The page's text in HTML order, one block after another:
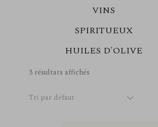
VINS
SPIRITUEUX
HUILES D'OLIVE
3 résultats affichés
Tri par défaut